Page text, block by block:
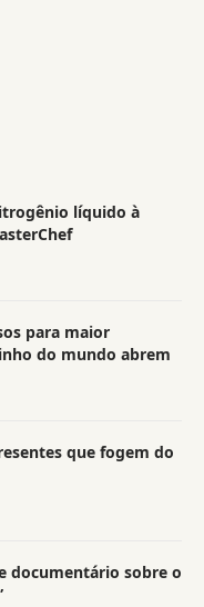
líquido à
para maior
do mundo abrem
que fogem do
documentário sobre o